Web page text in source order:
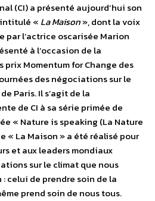
(CI) a présenté aujourd’hui son
« La Maison», dont la voix
l’actrice oscarisée Marion
à l’occasion de la
prix Momentum for Change des
des négociations sur le
Paris. Il s’agit de la
de CI à sa série primée de
« Nature is speaking (La Nature
« La Maison » a été réalisé pour
et aux leaders mondiaux
sur le climat que nous
celui de prendre soin de la
prend soin de nous tous.